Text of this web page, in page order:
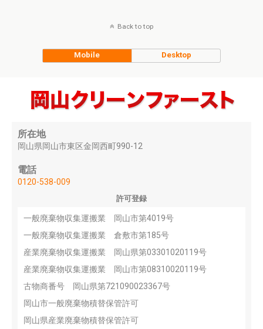
Back to top
Mobile Desktop
所在地
岡山県岡山市東区金岡西町990-12
電話
0120-538-009
許可登録
一般廃棄物収集運搬業 岡山市第4019号
一般廃棄物収集運搬業 倉敷市第185号
産業廃棄物収集運搬業 岡山県第03301020119号
産業廃棄物収集運搬業 岡山市第08310020119号
古物商番号 岡山県第721090023367号
岡山市一般廃棄物積替保管許可
岡山県産業廃棄物積替保管許可